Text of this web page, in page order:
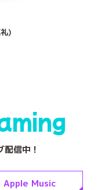
)
信中！
Apple Music